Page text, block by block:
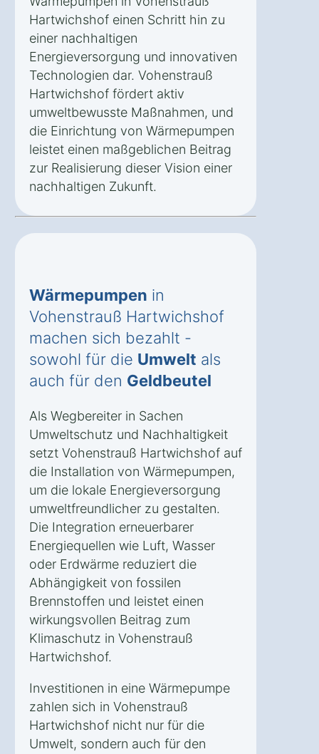
Hartwichshof einen Schritt hin zu
einer nachhaltigen
Energieversorgung und innovativen
Technologien dar. Vohenstrauß
Hartwichshof fördert aktiv
umweltbewusste Maßnahmen, und
die Einrichtung von Wärmepumpen
leistet einen maßgeblichen Beitrag
zur Realisierung dieser Vision einer
nachhaltigen Zukunft.
Wärmepumpen in
Vohenstrauß Hartwichshof
machen sich bezahlt -
sowohl für die Umwelt als
auch für den Geldbeutel
Als Wegbereiter in Sachen
Umweltschutz und Nachhaltigkeit
setzt Vohenstrauß Hartwichshof auf
die Installation von Wärmepumpen,
um die lokale Energieversorgung
umweltfreundlicher zu gestalten.
Die Integration erneuerbarer
Energiequellen wie Luft, Wasser
oder Erdwärme reduziert die
Abhängigkeit von fossilen
Brennstoffen und leistet einen
wirkungsvollen Beitrag zum
Klimaschutz in Vohenstrauß
Hartwichshof.
Investitionen in eine Wärmepumpe
zahlen sich in Vohenstrauß
Hartwichshof nicht nur für die
Umwelt, sondern auch für den